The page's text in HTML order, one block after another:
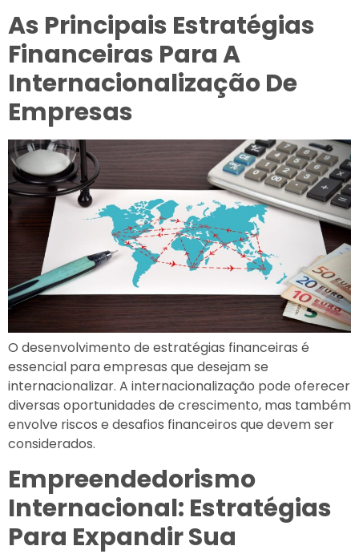
As Principais Estratégias
Financeiras Para A
Internacionalização De
Empresas
O desenvolvimento de estratégias financeiras é
essencial para empresas que desejam se
internacionalizar. A internacionalização pode oferecer
diversas oportunidades de crescimento, mas também
envolve riscos e desafios financeiros que devem ser
considerados.
Empreendedorismo
Internacional: Estratégias
Para Expandir Sua